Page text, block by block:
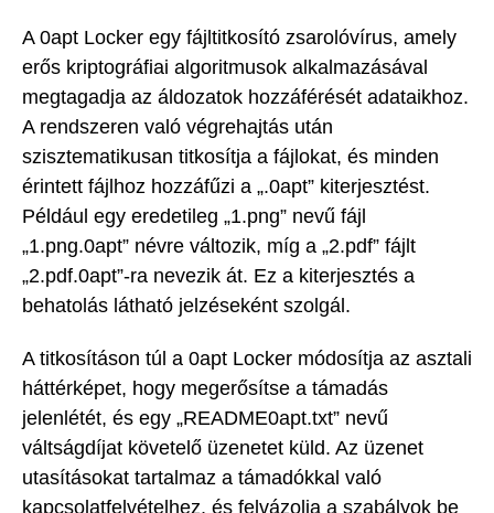
A 0apt Locker egy fájltitkosító zsarolóvírus, amely
erős kriptográfiai algoritmusok alkalmazásával
megtagadja az áldozatok hozzáférését adataikhoz.
A rendszeren való végrehajtás után
szisztematikusan titkosítja a fájlokat, és minden
érintett fájlhoz hozzáfűzi a „.0apt” kiterjesztést.
Például egy eredetileg „1.png” nevű fájl
„1.png.0apt” névre változik, míg a „2.pdf” fájlt
„2.pdf.0apt”-ra nevezik át. Ez a kiterjesztés a
behatolás látható jelzéseként szolgál.
A titkosításon túl a 0apt Locker módosítja az asztali
háttérképet, hogy megerősítse a támadás
jelenlétét, és egy „README0apt.txt” nevű
váltságdíjat követelő üzenetet küld. Az üzenet
utasításokat tartalmaz a támadókkal való
kapcsolatfelvételhez, és felvázolja a szabályok be